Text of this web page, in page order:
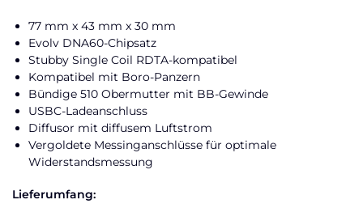
77 mm x 43 mm x 30 mm
Evolv DNA60-Chipsatz
Stubby Single Coil RDTA-kompatibel
Kompatibel mit Boro-Panzern
Bündige 510 Obermutter mit BB-Gewinde
USBC-Ladeanschluss
Diffusor mit diffusem Luftstrom
Vergoldete Messinganschlüsse für optimale
Widerstandsmessung
Lieferumfang: